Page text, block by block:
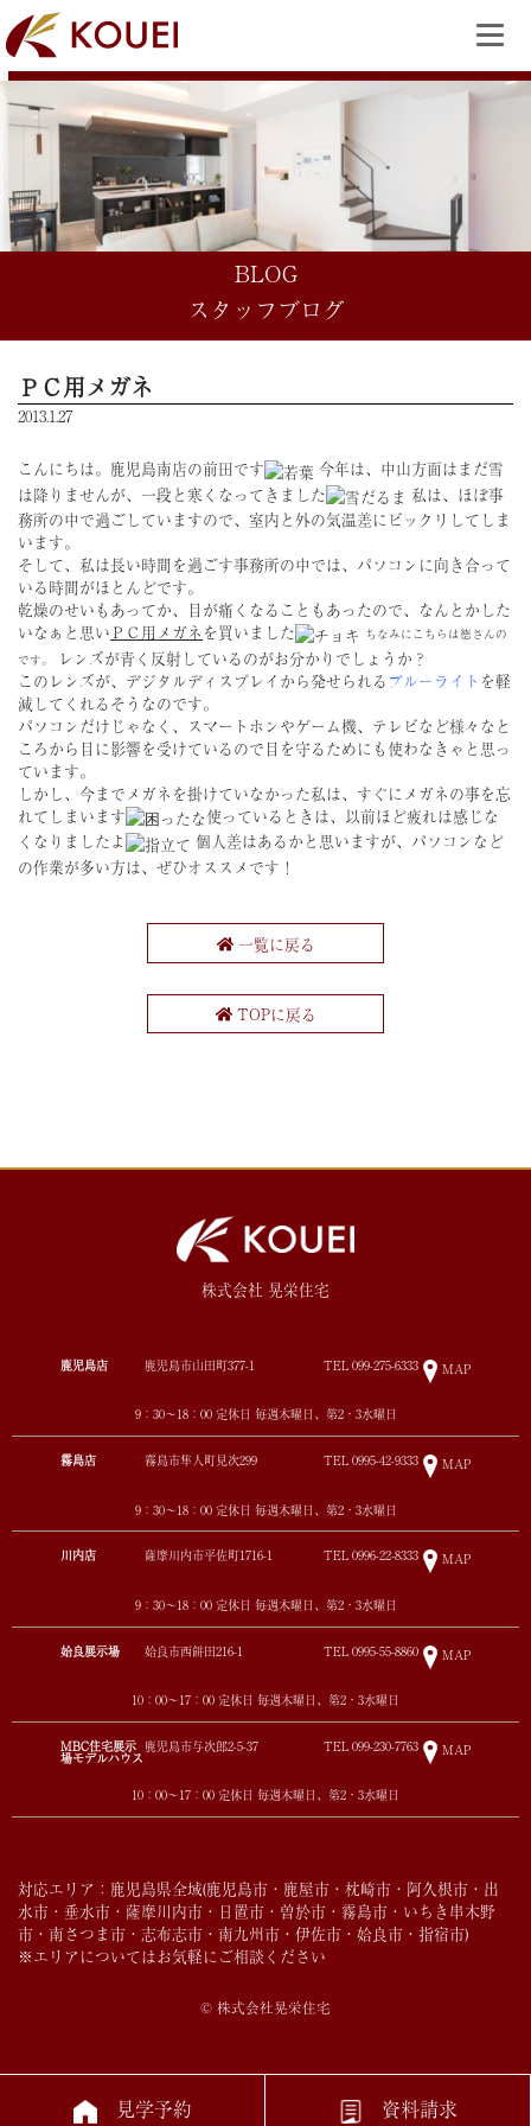
BLOG
スタッフブログ
ＰＣ用メガネ
2013.1.27
こんにちは。鹿児島南店の前田です
今年は、中山方面はまだ雪
は降りませんが、一段と寒くなってきました
私は、ほぼ事
務所の中で過ごしていますので、室内と外の気温差にビックリしてしま
います。
そして、私は長い時間を過ごす事務所の中では、パソコンに向き合って
いる時間がほとんどです。
乾燥のせいもあってか、目が痛くなることもあったので、なんとかした
いなぁと思い ＰＣ用メガネ を買いました
ちなみにこちらは徳さんの
です。
レンズが青く反射しているのがお分かりでしょうか？
このレンズが、デジタルディスプレイから発せられる ブルーライト を軽
減してくれるそうなのです。
パソコンだけじゃなく、スマートホンやゲーム機、テレビなど様々なと
ころから目に影響を受けているので目を守るためにも使わなきゃと思っ
ています。
しかし、今までメガネを掛けていなかった私は、すぐにメガネの事を忘
れてしまいます
使っているときは、以前ほど疲れは感じな
くなりましたよ
個人差はあるかと思いますが、パソコンなど
の作業が多い方は、ぜひオススメです！
一覧に戻る
TOPに戻る
株式会社 晃栄住宅
鹿児島店 鹿児島市山田町377-1 TEL 099-275-6333 MAP
9：30～18：00 定休日 毎週木曜日、第2・3水曜日
霧島店 霧島市隼人町見次299 TEL 0995-42-9333 MAP
9：30～18：00 定休日 毎週木曜日、第2・3水曜日
川内店 薩摩川内市平佐町1716-1 TEL 0996-22-8333 MAP
9：30～18：00 定休日 毎週木曜日、第2・3水曜日
姶良展示場 姶良市西餅田216-1 TEL 0995-55-8860 MAP
10：00～17：00 定休日 毎週木曜日、第2・3水曜日
MBC住宅展示
場モデルハウス
鹿児島市与次郎2-5-37 TEL 099-230-7763 MAP
10：00～17：00 定休日 毎週木曜日、第2・3水曜日
対応エリア：鹿児島県全域(鹿児島市・鹿屋市・枕崎市・阿久根市・出
水市・垂水市・薩摩川内市・日置市・曽於市・霧島市・いちき串木野
市・南さつま市・志布志市・南九州市・伊佐市・姶良市・指宿市)
※エリアについてはお気軽にご相談ください
© 株式会社晃栄住宅
見学予約 資料請求